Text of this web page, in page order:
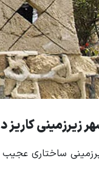
زیرزمینی